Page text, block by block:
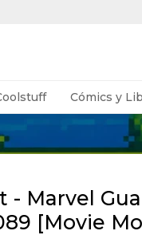
Cómics y
- Marvel
[Movie